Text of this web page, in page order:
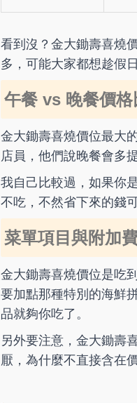
看到沒？金大鋤壽喜燒
多，可能大家都想趁假
午餐 vs 晚餐價格
金大鋤壽喜燒價位最大
店員，他們說晚餐會多
我自己比較過，如果你
不吃，不然省下來的錢
菜單項目與附加
金大鋤壽喜燒價位是吃
要加點那種特別的海鮮
品就夠你吃了。
另外要注意，金大鋤壽
厭，為什麼不直接含在